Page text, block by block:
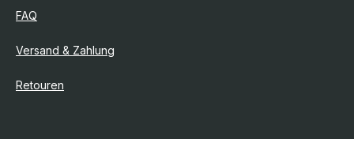
FAQ
Versand & Zahlung
Retouren